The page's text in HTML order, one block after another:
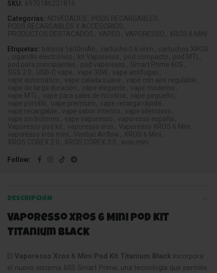
SKU: 6970186231816
Categorías: NOVEDADES , PODS RECARGABLES ,
PODS RECARGABLES Y ACCESORIOS ,
PRODUCTOS DESTACADOS , VAPEO , VAPORESSO , XROS 6 MINI
Etiquetas:
batería 1600mAh , cartucho 0.6 ohm , cartuchos XROS
, cigarrillo electrónico , kit Vaporesso , pod compacto , pod MTL ,
pod para principiantes , pod vaporesso , Smart Prime 60S ,
SSS 2.0 , USB-C vape , vape 30W, vape antifugas ,
vape automático , vape calada suave , vape con aire regulable ,
vape de larga duración , vape elegante , vape moderno ,
vape MTL , vape para sales de nicotina , vape pequeño ,
vape portátil , vape premium , vape recarga rápida ,
vape recargable , vape sabor intenso , vape silencioso ,
vape sin botones , vape vaporesso , vaporesso españa ,
Vaporesso pod kit , vaporesso xros , Vaporesso XROS 6 Mini ,
vaporesso xros mini , Venturi Airflow , XROS 6 Mini ,
XROS COREX 2.0 , XROS COREX 3.0 , xros mini
Follow
DESCRIPCIÓN
Vaporesso Xros 6 Mini Pod Kit
Titanium Black
El Vaporesso Xros 6 Mini Pod Kit Titanium Black incorpora
el nuevo sistema 60S Smart Prime, una tecnología que permite